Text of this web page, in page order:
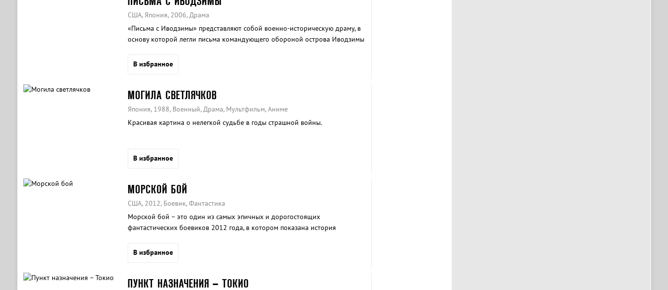
США, Япония, 2006, Драма
«Письма с Иводзимы» представляют собой военно-историческую драму, в
основу которой легли письма командующего обороной острова Иводзимы
В избранное
МОГИЛА СВЕТЛЯЧКОВ
Япония, 1988, Военный, Драма, Мультфильм, Аниме
Красивая картина о нелегкой судьбе в годы страшной войны.
В избранное
МОРСКОЙ БОЙ
США, 2012, Боевик, Фантастика
Морской бой – это один из самых эпичных и дорогостоящих
фантастических боевиков 2012 года, в котором показана история
В избранное
ПУНКТ НАЗНАЧЕНИЯ – ТОКИО